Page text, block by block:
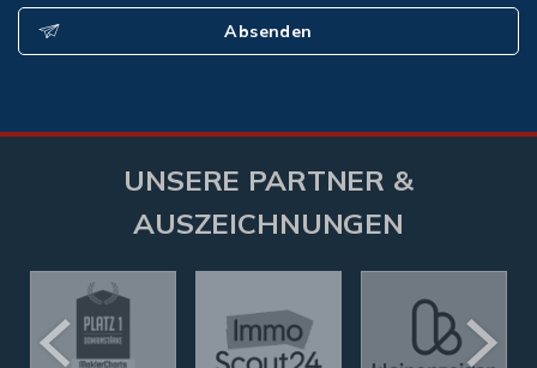
Absenden
UNSERE PARTNER &
AUSZEICHNUNGEN